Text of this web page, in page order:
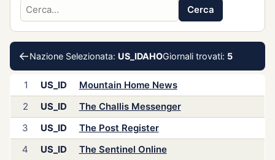
Cerca
←Nazione Selezionata: US_IDAHOGiornali trovati: 5
1 US_ID
Mountain Home News
2
US_ID
The Challis Messenger
3
US_ID
The Post Register
4
US_ID
The Sentinel Online